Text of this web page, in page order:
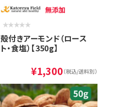
無添加
殻付きアーモンド（ロース
ト・食塩）【350g】
¥1,300（税込/送料別）